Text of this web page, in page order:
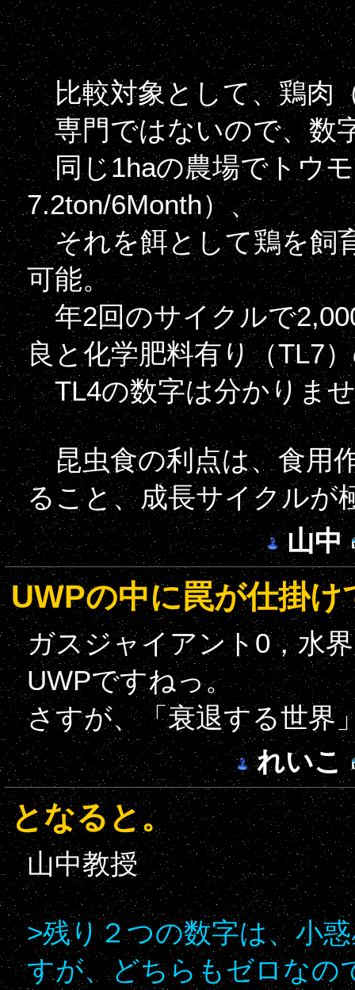
比較対象として、鶏肉
専門ではないので、数
同じ1haの農場でトウモ
7.2ton/6Month）、
それを餌として鶏を飼
可能。
年2回のサイクルで
良と化学肥料有り（TL7
TL4の数字は分かりま
昆虫食の利点は、食用
ること、成長サイクルが
山中
UWPの中に罠が仕掛け
ガスジャイアント0，水
UWPですねっ。
さすが、「衰退する世界
れいこ
となると。
山中教授
>残り２つの数字は、小
すが、どちらもゼロなの